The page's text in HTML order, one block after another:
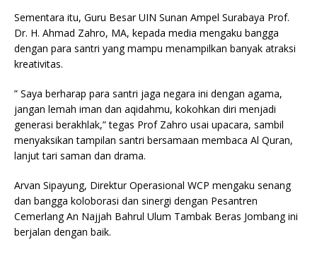
Sementara itu, Guru Besar UIN Sunan Ampel Surabaya Prof.
Dr. H. Ahmad Zahro, MA, kepada media mengaku bangga
dengan para santri yang mampu menampilkan banyak atraksi
kreativitas.
” Saya berharap para santri jaga negara ini dengan agama,
jangan lemah iman dan aqidahmu, kokohkan diri menjadi
generasi berakhlak,” tegas Prof Zahro usai upacara, sambil
menyaksikan tampilan santri bersamaan membaca Al Quran,
lanjut tari saman dan drama.
Arvan Sipayung, Direktur Operasional WCP mengaku senang
dan bangga koloborasi dan sinergi dengan Pesantren
Cemerlang An Najjah Bahrul Ulum Tambak Beras Jombang ini
berjalan dengan baik.